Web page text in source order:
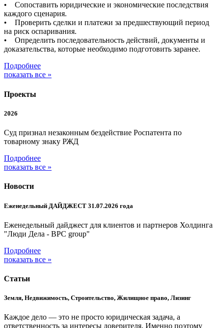
• Сопоставить юридические и экономические последствия
каждого сценария.
• Проверить сделки и платежи за предшествующий период
на риск оспаривания.
• Определить последовательность действий, документы и
доказательства, которые необходимо подготовить заранее.
Подробнее
показать все »
Проекты
2026
Суд признал незаконным бездействие Роспатента по
товарному знаку РЖД
Подробнее
показать все »
Новости
Еженедельный ДАЙДЖЕСТ 31.07.2026 года
Еженедельный дайджест для клиентов и партнеров Холдинга
"Люди Дела - BPC group"
Подробнее
показать все »
Статьи
Земля, Недвижимость, Строительство, Жилищное право, Лизинг
Каждое дело — это не просто юридическая задача, а
ответственность за интересы доверителя. Именно поэтому